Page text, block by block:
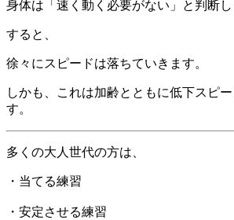
身体は「速く動く必要がない」と判断し
すると、
徐々にスピードは落ちていきます。
しかも、これは加齢とともに低下スピ
す。
多くの大人世代の方は、
・当てる練習
・安定させる練習